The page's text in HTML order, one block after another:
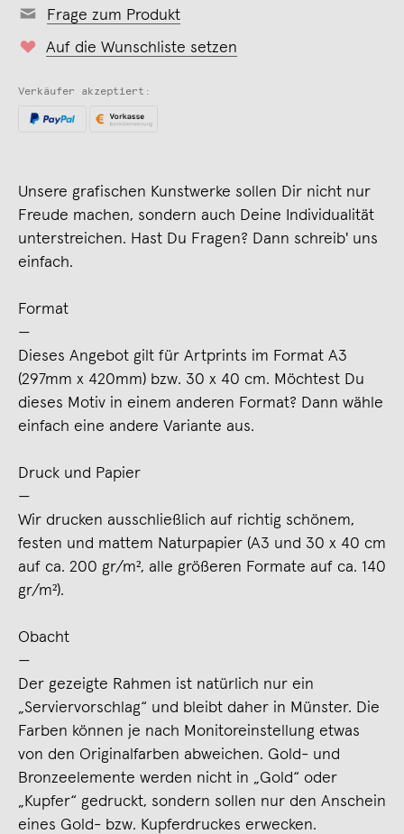
Frage zum Produkt
Auf die Wunschliste setzen
Verkäufer akzeptiert:
Unsere grafischen Kunstwerke sollen Dir nicht nur
Freude machen, sondern auch Deine Individualität
unterstreichen. Hast Du Fragen? Dann schreib' uns
einfach.
Format
—
Dieses Angebot gilt für Artprints im Format A3
(297mm x 420mm) bzw. 30 x 40 cm. Möchtest Du
dieses Motiv in einem anderen Format? Dann wähle
einfach eine andere Variante aus.
Druck und Papier
—
Wir drucken ausschließlich auf richtig schönem,
festen und mattem Naturpapier (A3 und 30 x 40 cm
auf ca. 200 gr/m², alle größeren Formate auf ca. 140
gr/m²).
Obacht
—
Der gezeigte Rahmen ist natürlich nur ein
„Serviervorschlag“ und bleibt daher in Münster. Die
Farben können je nach Monitoreinstellung etwas
von den Originalfarben abweichen. Gold- und
Bronzeelemente werden nicht in „Gold“ oder
„Kupfer“ gedruckt, sondern sollen nur den Anschein
eines Gold- bzw. Kupferdruckes erwecken.